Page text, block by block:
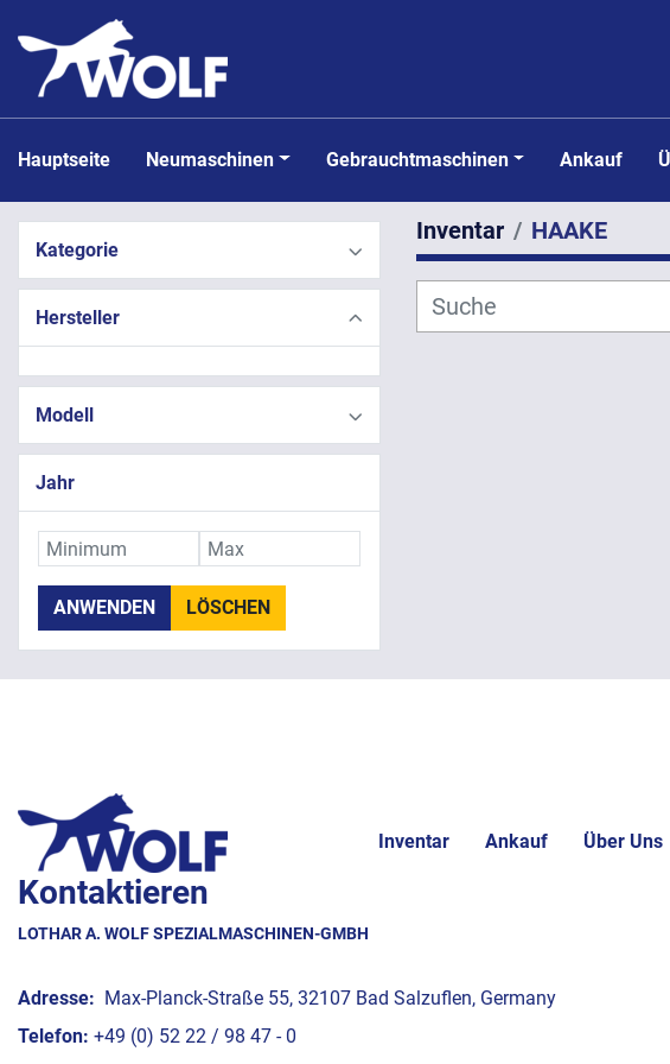
Hauptseite Neumaschinen Gebrauchtmaschinen Ankauf
Kategorie
Hersteller
Modell
Jahr
ANWENDEN LÖSCHEN
Inventar HAAKE
Inventar Ankauf Über Uns
Kontaktieren
LOTHAR A. WOLF SPEZIALMASCHINEN-GMBH
Adresse: Max-Planck-Straße 55, 32107 Bad Salzuflen, Germany
Telefon: +49 (0) 52 22 / 98 47 - 0